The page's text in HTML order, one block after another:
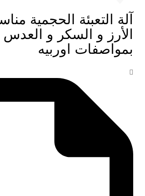
آلة التعبئة الحجمية
الأرز و السكر و
بمواصفات اوربيه